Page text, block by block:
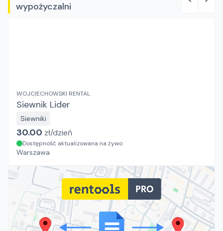
wypożyczalni
WOJCIECHOWSKI RENTAL
Siewnik Lider
Siewniki
30.00 zł/dzień
Dostępność aktualizowana na żywo
Warszawa